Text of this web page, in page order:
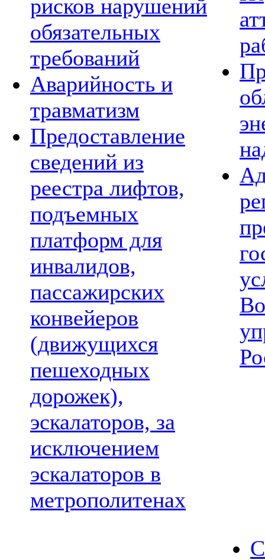
рисков нарушений
обязательных
требований
Аварийность и
травматизм
Предоставление
сведений из
реестра лифтов,
подъемных
платформ для
инвалидов,
пассажирских
конвейеров
(движущихся
пешеходных
дорожек),
эскалаторов, за
исключением
эскалаторов в
метрополитенах